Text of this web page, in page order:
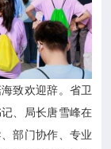
致欢迎辞。省卫
、局长唐雪峰在
部门协作、专业